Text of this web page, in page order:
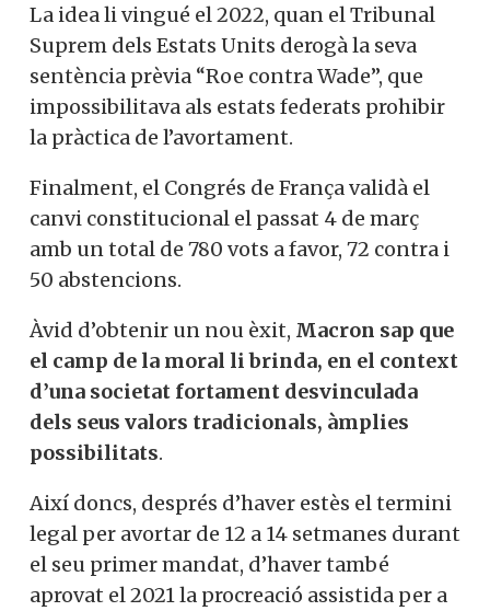
La idea li vingué el 2022, quan el Tribunal
Suprem dels Estats Units derogà la seva
sentència prèvia “Roe contra Wade”, que
impossibilitava als estats federats prohibir
la pràctica de l’avortament.
Finalment, el Congrés de França validà el
canvi constitucional el passat 4 de març
amb un total de 780 vots a favor, 72 contra i
50 abstencions.
Àvid d’obtenir un nou èxit, Macron sap que
el camp de la moral li brinda, en el context
d’una societat fortament desvinculada
dels seus valors tradicionals, àmplies
possibilitats.
Així doncs, després d’haver estès el termini
legal per avortar de 12 a 14 setmanes durant
el seu primer mandat, d’haver també
aprovat el 2021 la procreació assistida per a